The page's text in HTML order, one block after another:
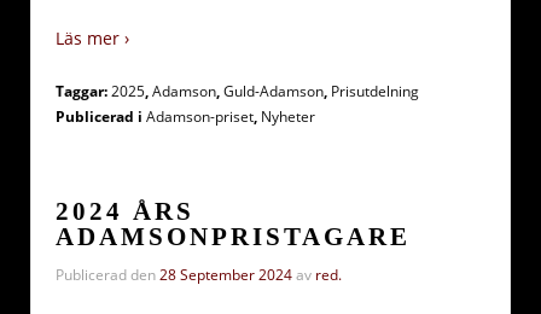
Läs mer ›
Taggar:2025,Adamson,Guld-Adamson, Prisutdelning
Publicerad i Adamson-priset, Nyheter
2024 ÅRS
ADAMSONPRISTAGARE
Publicerad den28 September 2024av red.